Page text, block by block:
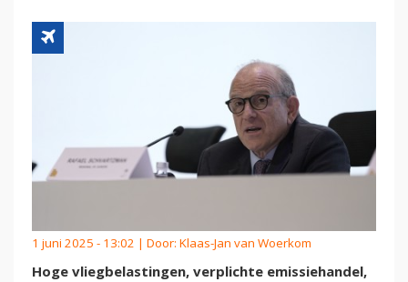
1 juni 2025 - 13:02 | Door: Klaas-Jan van Woerkom
Hoge vliegbelastingen, verplichte emissiehandel,